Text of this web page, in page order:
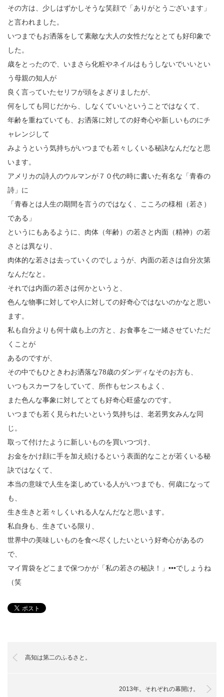
その方は、少しはずかしそうな笑顔で「ありがとうございます」
と言われました。
いつまでもお洒落をして素敵な大人の女性だなととても好印象で
した。
歳をとったので、いまさら化粧やネイルはもうしないでいいとい
う母親の知人が
良く言っていたセリフが頭をよぎりましたが、
何をしても同じだから、しなくていいということではなくて、
年齢を重ねていても、お洒落に対しての好奇心や新しいものにチ
ャレンジして
みようという気持ちがいつまでも若々しくいる秘訣なんだなと思
います。
アメリカの詩人のウルマンが７０代の時に書いた有名な「青春の
詩」に
「青春とは人生の期間を言うのではなく、こころの様相（若さ）
である」
というにもあるように、肉体（年齢）の若さと内面（精神）の若
さとは異なり、
肉体的な若さは去っていくのでしょうが、内面の若さは自分次第
なんだなと。
それでは内面の若さは何かというと、
色んな物事に対してや人に対しての好奇心ではないのかなと思い
ます。
私も自分よりも何十歳も上の方と、お食事をご一緒させていただ
くことが
あるのですが、
その中でもひときわお洒落な78歳のダンディなそのお方も、
いつもスカーフをしていて、所作もセンスもよく、
また色んな事象に対してとても好奇心旺盛なのです。
いつまでも若く見られたいという気持ちは、老若男女みんな同
じ。
取って付けたように新しいものを買いつづけ、
お金をかけ顔に手を加え続けるという表面的なことが若くいる秘
訣ではなくて、
本当の意味で人生を楽しめている人がいつまでも、何歳になって
も、
生き生きと若々しくいれる人なんだなと思います。
私自身も、生きている限り、
世界中の美味しいものを食べ尽くしたいという好奇心があるの
で、
マイ胃袋をどこまで保つかが「私の若さの秘訣！」•••でしょうね
（笑
高知は第二のふるさと。
2013年。それぞれの幕開け。